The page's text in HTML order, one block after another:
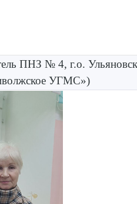
ПНЗ № 4, г.о. Ульяновск
УГМС»)